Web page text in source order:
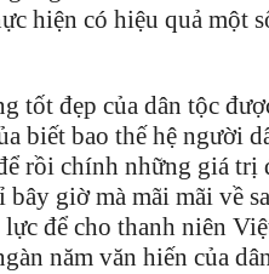
hiện có hiệu quả một
tốt đẹp của dân tộc
biết bao thế hệ người
rồi chính những giá trị
giờ mà mãi mãi về
để cho thanh niên
năm văn hiến của